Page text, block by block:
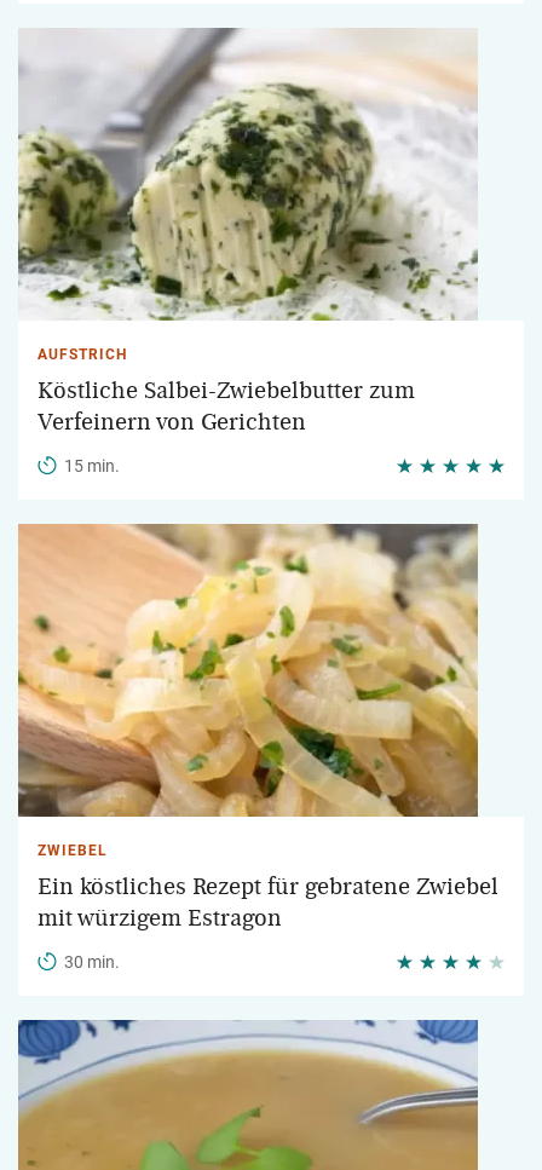
AUFSTRICH
Köstliche Salbei-Zwiebelbutter zum
Verfeinern von Gerichten
15 min.
ZWIEBEL
Ein köstliches Rezept für gebratene Zwiebel
mit würzigem Estragon
30 min.